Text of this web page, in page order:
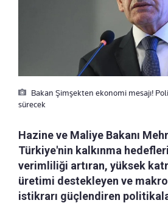
Bakan Şimşekten ekonomi mesajı!
sürecek
Hazine ve Maliye Bakanı
Türkiye'nin kalkınma
verimliliği artıran, yüksek
üretimi destekleyen ve
istikrarı güçlendiren